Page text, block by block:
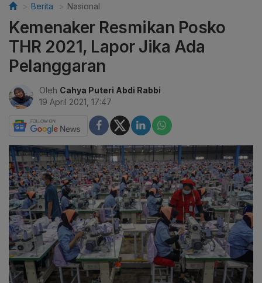
Berita Nasional
Kemenaker Resmikan Posko
THR 2021, Lapor Jika Ada
Pelanggaran
Oleh Cahya Puteri Abdi Rabbi
19 April 2021, 17:47